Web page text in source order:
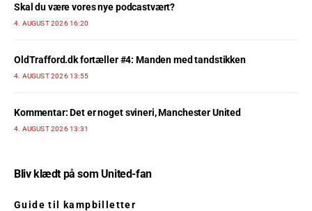
Skal du være vores nye podcastvært?
4. AUGUST 2026 16:20
OldTrafford.dk fortæller #4: Manden med tandstikken
4. AUGUST 2026 13:55
Kommentar: Det er noget svineri, Manchester United
4. AUGUST 2026 13:31
Bliv klædt på som United-fan
Guide til kampbilletter